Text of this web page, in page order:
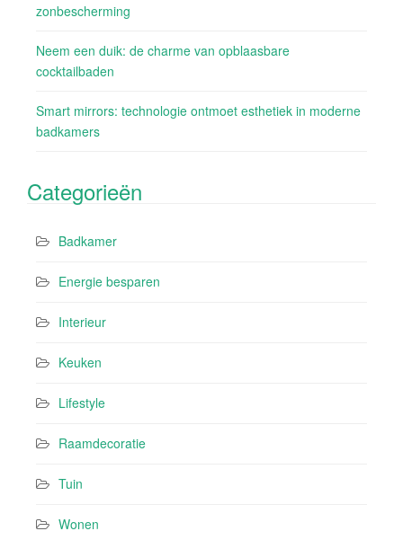
zonbescherming
Neem een duik: de charme van opblaasbare
cocktailbaden
Smart mirrors: technologie ontmoet esthetiek in moderne
badkamers
Categorieën
Badkamer
Energie besparen
Interieur
Keuken
Lifestyle
Raamdecoratie
Tuin
Wonen